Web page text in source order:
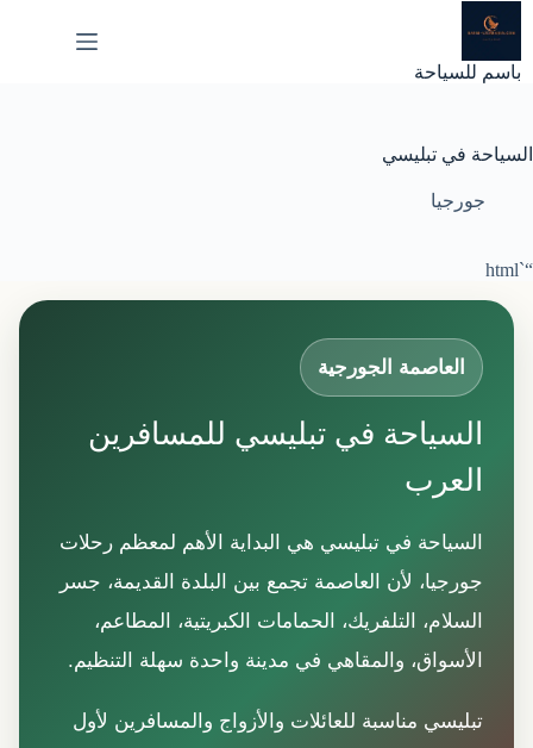
إلى
باسم للسياحة
السياحة في تبليسي
جورجيا
“`html
العاصمة الجورجية
السياحة في تبليسي للمسافرين
العرب
السياحة في تبليسي هي البداية الأهم لمعظم رحلات
جورجيا، لأن العاصمة تجمع بين البلدة القديمة، جسر
السلام، التلفريك، الحمامات الكبريتية، المطاعم،
الأسواق، والمقاهي في مدينة واحدة سهلة التنظيم.
تبليسي مناسبة للعائلات والأزواج والمسافرين لأول